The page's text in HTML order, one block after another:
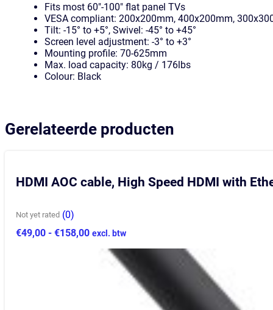
Fits most 60″-100″ flat panel TVs
VESA compliant: 200x200mm, 400x200mm,
Tilt: -15° to +5°, Swivel: -45° to +45°
Screen level adjustment: -3° to +3°
Mounting profile: 70-625mm
Max. load capacity: 80kg / 176lbs
Colour: Black
Gerelateerde producten
HDMI AOC cable, High Speed HDMI with
Not yet rated (0)
€49,00 - €158,00Prijsklasse:
€158,00
excl. btw